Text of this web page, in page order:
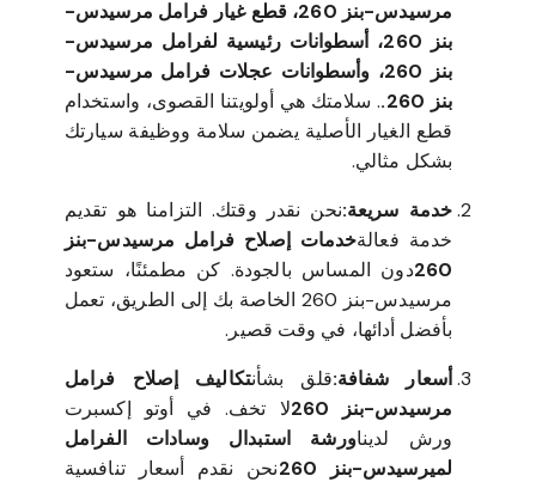
مرسيدس-بنز 260، قطع غيار فرامل مرسيدس-
بنز 260، أسطوانات رئيسية لفرامل مرسيدس-
بنز 260، وأسطوانات عجلات فرامل مرسيدس-
بنز 260.
. سلامتك هي أولويتنا القصوى، واستخدام
قطع الغيار الأصلية يضمن سلامة ووظيفة سيارتك
بشكل مثالي.
خدمة سريعة:نحن نقدر وقتك. التزامنا هو تقديم
خدمة فعالةخدمات إصلاح فرامل مرسيدس-بنز
260دون المساس بالجودة. كن مطمئنًا، ستعود
مرسيدس-بنز 260 الخاصة بك إلى الطريق، تعمل
بأفضل أدائها، في وقت قصير.
أسعار شفافة:قلق بشأنتكاليف إصلاح فرامل
مرسيدس-بنز 260
لا تخف. في أوتو إكسبرت
ورش لديناورشة استبدال وسادات الفرامل
لميرسيدس-بنز 260
نحن نقدم أسعار تنافسية